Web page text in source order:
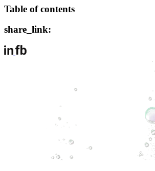
Table of contents
share_link: